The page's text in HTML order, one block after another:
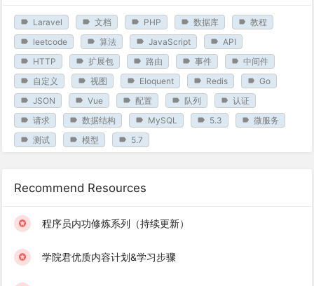
Laravel 文档 PHP 数据库
教程
leetcode
算法 JavaScript
API
HTTP
扩展包 路由 事件
中间件
自定义
视图 Eloquent Redis
Go
JSON
Vue 配置 队列
认证
请求
数据结构 MySQL 5.3
微服务
测试
模型 5.7
Recommend Resources
程序员内功修炼系列（持续更新）
学院君优质内容计划&学习步骤